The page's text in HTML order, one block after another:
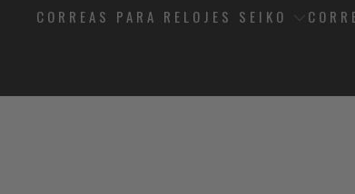
CORREAS PARA RELOJES SEIKO